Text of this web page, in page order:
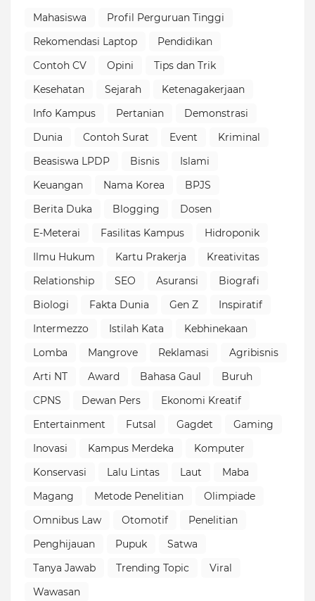
Mahasiswa
Profil Perguruan Tinggi
Rekomendasi Laptop
Pendidikan
Contoh CV
Opini
Tips dan Trik
Kesehatan
Sejarah
Ketenagakerjaan
Info Kampus
Pertanian
Demonstrasi
Dunia
Contoh Surat Event
Kriminal
Beasiswa LPDP
Bisnis
Islami
Keuangan
Nama Korea
BPJS
Berita Duka
Blogging
Dosen
E-Meterai
Fasilitas Kampus
Hidroponik
Ilmu Hukum
Kartu Prakerja
Kreativitas
Relationship
SEO Asuransi
Biografi
Biologi
Fakta Dunia Gen Z
Inspiratif
Intermezzo
Istilah Kata
Kebhinekaan
Lomba
Mangrove Reklamasi
Agribisnis
Arti NT
Award Bahasa Gaul
Buruh
CPNS
Dewan Pers
Ekonomi Kreatif
Entertainment
Futsal Gagdet
Gaming
Inovasi
Kampus Merdeka
Komputer
Konservasi
Lalu Lintas Laut
Maba
Magang
Metode Penelitian
Olimpiade
Omnibus Law
Otomotif
Penelitian
Penghijauan
Pupuk
Satwa
Tanya Jawab
Trending Topic
Viral
Wawasan